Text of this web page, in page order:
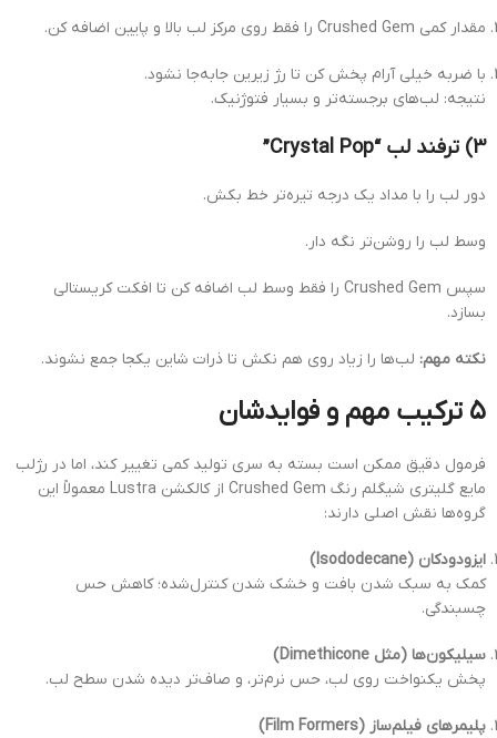
مقدار کمی Crushed Gem را فقط روی مرکز لب بالا و پایین اضافه کن.
با ضربه خیلی آرام پخش کن تا رژ زیرین جابه‌جا نشود.
نتیجه: لب‌های برجسته‌تر و بسیار فتوژنیک.
3) ترفند لب “Crystal Pop”
دور لب را با مداد یک درجه تیره‌تر خط بکش.
وسط لب را روشن‌تر نگه دار.
سپس Crushed Gem را فقط وسط لب اضافه کن تا افکت کریستالی
بسازد.
نکته مهم: لب‌ها را زیاد روی هم نکش تا ذرات شاین یکجا جمع نشوند.
۵ ترکیب مهم و فوایدشان
فرمول دقیق ممکن است بسته به سری تولید کمی تغییر کند، اما در رژلب
مایع گلیتری شیگلم رنگ Crushed Gem از کالکشن Lustra معمولاً این
گروه‌ها نقش اصلی دارند:
ایزودودکان (Isododecane)
کمک به سبک شدن بافت و خشک شدن کنترل‌شده؛ کاهش حس
چسبندگی.
سیلیکون‌ها (مثل Dimethicone)
پخش یکنواخت روی لب، حس نرم‌تر، و صاف‌تر دیده شدن سطح لب.
پلیمرهای فیلم‌ساز (Film Formers)